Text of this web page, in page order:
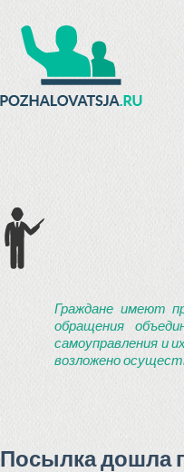
Граждане имеют
обращения
самоуправления и
возложено
Посылка дошла